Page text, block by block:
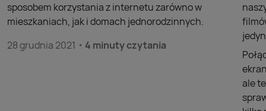
sposobem korzystania z internetu zarówno w
mieszkaniach, jak i domach jednorodzinnych.
28 grudnia 2021
4 minuty czytania
ale